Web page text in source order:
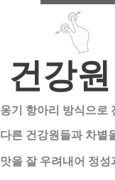
건강
옹기 항아리 방식으로
다른 건강원들과 차별
맛을 잘 우려내어 정